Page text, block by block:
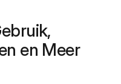
en Meer